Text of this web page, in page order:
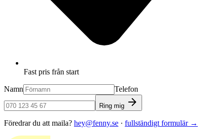
Fast pris från start
Namn Telefon
Ring mig
Föredrar du att maila? hey@fenny.se · fullständigt formulär→